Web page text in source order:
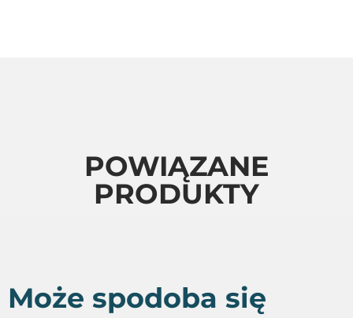
POWIĄZANE
PRODUKTY
Może spodoba się